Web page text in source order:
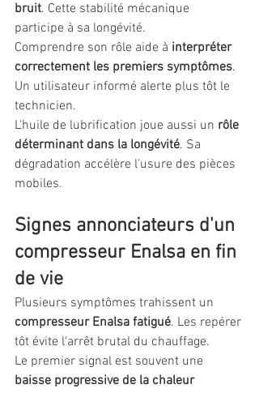
bruit. Cette stabilité mécanique
participe à sa longévité.
Comprendre son rôle aide à interpréter
correctement les premiers symptômes.
Un utilisateur informé alerte plus tôt le
technicien.
L'huile de lubrification joue aussi un rôle
déterminant dans la longévité. Sa
dégradation accélère l'usure des pièces
mobiles.
Signes annonciateurs d'un
compresseur Enalsa en fin
de vie
Plusieurs symptômes trahissent un
compresseur Enalsa fatigué. Les repérer
tôt évite l'arrêt brutal du chauffage.
Le premier signal est souvent une
baisse progressive de la chaleur